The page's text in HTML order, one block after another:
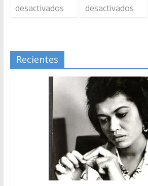
desactivados
desactivados
Recientes